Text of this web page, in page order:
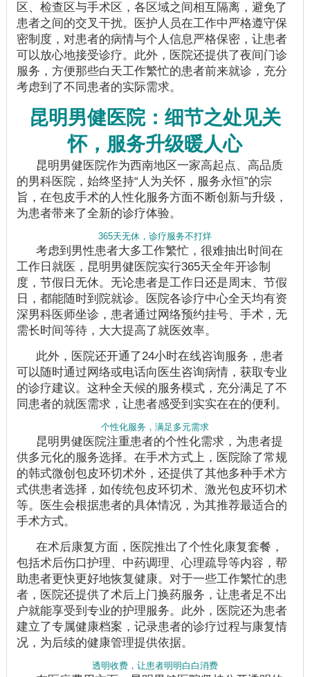
区、检查区与手术区，各区域之间相互隔离，避免了
患者之间的交叉干扰。医护人员在工作中严格遵守保
密制度，对患者的病情与个人信息严格保密，让患者
可以放心地接受诊疗。此外，医院还提供了夜间门诊
服务，方便那些白天工作繁忙的患者前来就诊，充分
考虑到了不同患者的实际需求。
昆明男健医院：细节之处见关
怀，服务升级暖人心
昆明男健医院作为西南地区一家高起点、高品质
的男科医院，始终坚持“人为关怀，服务永恒”的宗
旨，在包皮手术的人性化服务方面不断创新与升级，
为患者带来了全新的诊疗体验。
365天无休，诊疗服务不打烊
考虑到男性患者大多工作繁忙，很难抽出时间在
工作日就医，昆明男健医院实行365天全年开诊制
度，节假日无休。无论患者是工作日还是周末、节假
日，都能随时到院就诊。医院各诊疗中心全天均有资
深男科医师坐诊，患者通过网络预约挂号、手术，无
需长时间等待，大大提高了就医效率。
此外，医院还开通了24小时在线咨询服务，患者
可以随时通过网络或电话向医生咨询病情，获取专业
的诊疗建议。这种全天候的服务模式，充分满足了不
同患者的就医需求，让患者感受到实实在在的便利。
个性化服务，满足多元需求
昆明男健医院注重患者的个性化需求，为患者提
供多元化的服务选择。在手术方式上，医院除了常规
的韩式微创包皮环切术外，还提供了其他多种手术方
式供患者选择，如传统包皮环切术、激光包皮环切术
等。医生会根据患者的具体情况，为其推荐最适合的
手术方式。
在术后康复方面，医院推出了个性化康复套餐，
包括术后伤口护理、中药调理、心理疏导等内容，帮
助患者更快更好地恢复健康。对于一些工作繁忙的患
者，医院还提供了术后上门换药服务，让患者足不出
户就能享受到专业的护理服务。此外，医院还为患者
建立了专属健康档案，记录患者的诊疗过程与康复情
况，为后续的健康管理提供依据。
透明收费，让患者明明白白消费